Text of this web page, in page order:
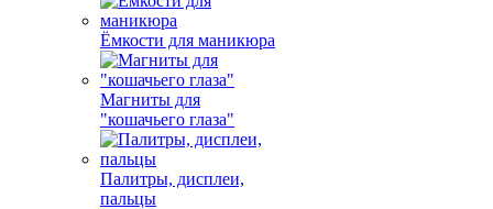
Ёмкости для маникюра
Магниты для
"кошачьего глаза"
Палитры, дисплеи,
пальцы